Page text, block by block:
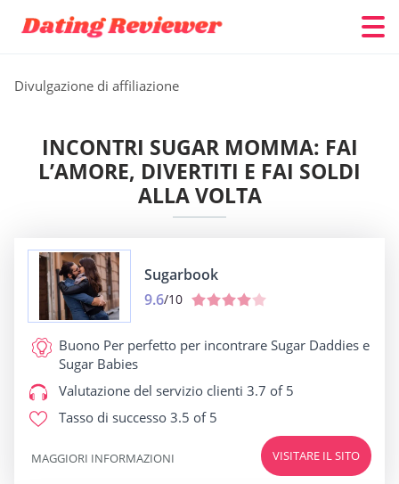
Divulgazione di affiliazione
INCONTRI SUGAR MOMMA: FAI
L’AMORE, DIVERTITI E FAI SOLDI
ALLA VOLTA
Sugarbook
9.6/10
Buono Per perfetto per incontrare Sugar Daddies e
Sugar Babies
Valutazione del servizio clienti 3.7 of 5
Tasso di successo 3.5 of 5
VISITARE IL SITO
MAGGIORI INFORMAZIONI